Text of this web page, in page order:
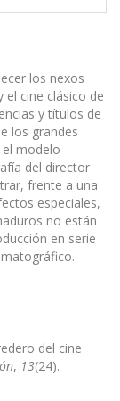
los nexos
cine clásico de
y títulos de
los grandes
modelo
del director
frente a una
especiales,
no están
en serie
del cine
, 13(24).